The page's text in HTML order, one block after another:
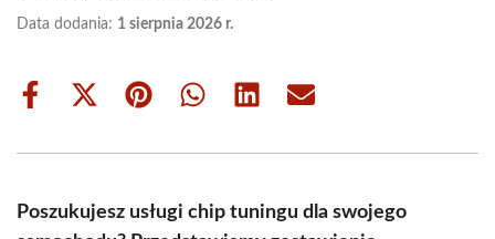
Data dodania: 1 sierpnia 2026 r.
Share
Share
(Twitter)
Share Share Share Share
Poszukujesz usługi chip tuningu dla swojego